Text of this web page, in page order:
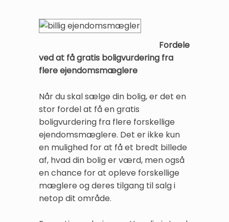
Fordele
ved at få gratis boligvurdering fra
flere ejendomsmæglere
Når du skal sælge din bolig, er det en
stor fordel at få en gratis
boligvurdering fra flere forskellige
ejendomsmæglere. Det er ikke kun
en mulighed for at få et bredt billede
af, hvad din bolig er værd, men også
en chance for at opleve forskellige
mæglere og deres tilgang til salg i
netop dit område.